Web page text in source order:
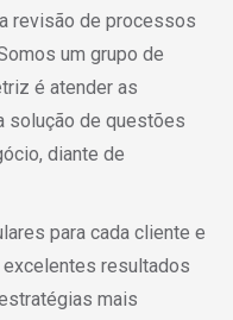
revisão de processos
um grupo de
é atender as
solução de questões
diante de
para cada cliente e
resultados
mais